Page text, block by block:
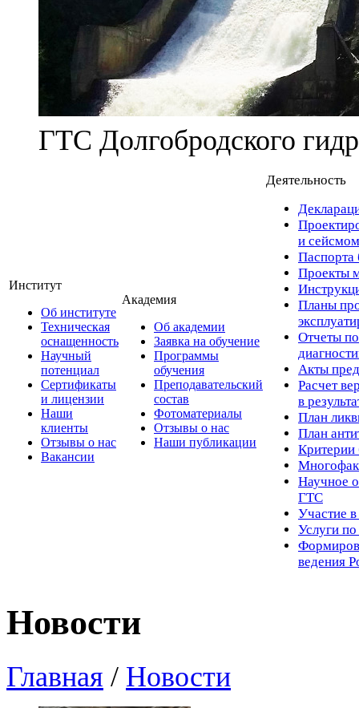
ГТС Долгобродского
Институт
Об институте
Техническая
оснащенность
Научный
потенциал
Сертификаты
и лицензии
Наши
клиенты
Отзывы о нас
Вакансии
Академия
Об академии
Заявка на обучение
Программы
обучения
Преподавательский
состав
Фотоматериалы
Отзывы о нас
Наши публикации
Деятельность
и
Паспорта
Проекты
Планы
Отчеты по
Акты
Расчет
в
План
План
Критерии
Научное
ГТС
Участие
Услуги
ведения
Новости
Главная / Новости